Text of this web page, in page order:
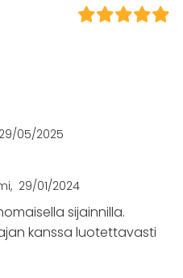
29/05/2025
29/01/2024
sijainnilla.
kanssa luotettavasti